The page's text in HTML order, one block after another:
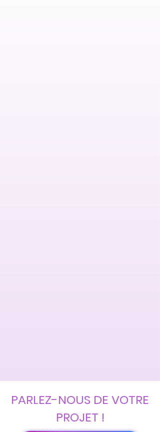
PARLEZ-NOUS DE VOTRE
PROJET !